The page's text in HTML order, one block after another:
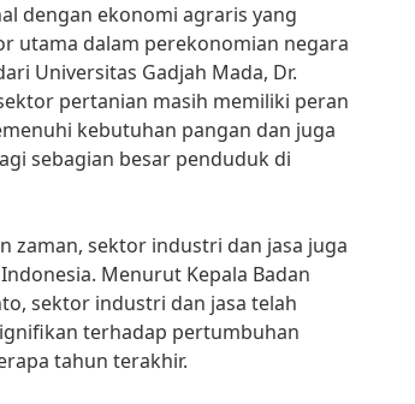
dengan ekonomi agraris yang
utama dalam perekonomian negara
Universitas Gadjah Mada, Dr.
pertanian masih memiliki peran
kebutuhan pangan dan juga
sebagian besar penduduk di
zaman, sektor industri dan jasa juga
Menurut Kepala Badan
sektor industri dan jasa telah
terhadap pertumbuhan
tahun terakhir.